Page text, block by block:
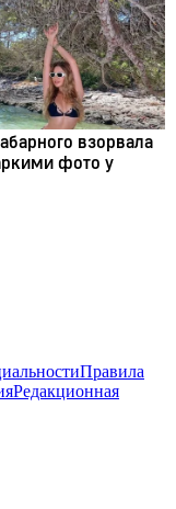
Правила
Редакционная